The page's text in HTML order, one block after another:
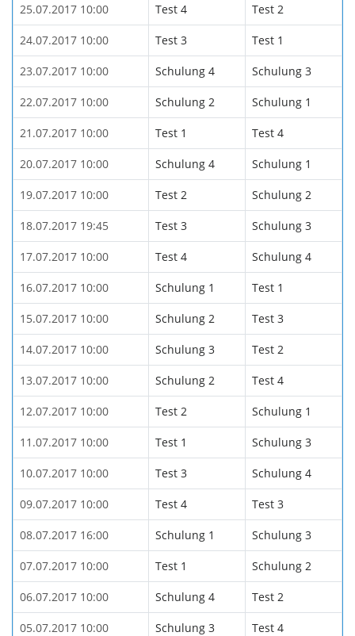
25.07.2017 10:00 Test 4 Test 2
24.07.2017 10:00 Test 3 Test 1
23.07.2017 10:00 Schulung 4 Schulung 3
22.07.2017 10:00 Schulung 2 Schulung 1
21.07.2017 10:00 Test 1 Test 4
20.07.2017 10:00 Schulung 4 Schulung 1
19.07.2017 10:00 Test 2 Schulung 2
18.07.2017 19:45 Test 3 Schulung 3
17.07.2017 10:00 Test 4 Schulung 4
16.07.2017 10:00 Schulung 1 Test 1
15.07.2017 10:00 Schulung 2 Test 3
14.07.2017 10:00 Schulung 3 Test 2
13.07.2017 10:00 Schulung 2 Test 4
12.07.2017 10:00 Test 2 Schulung 1
11.07.2017 10:00 Test 1 Schulung 3
10.07.2017 10:00 Test 3 Schulung 4
09.07.2017 10:00 Test 4 Test 3
08.07.2017 16:00 Schulung 1 Schulung 3
07.07.2017 10:00 Test 1 Schulung 2
06.07.2017 10:00 Schulung 4 Test 2
05.07.2017 10:00 Schulung 3 Test 4